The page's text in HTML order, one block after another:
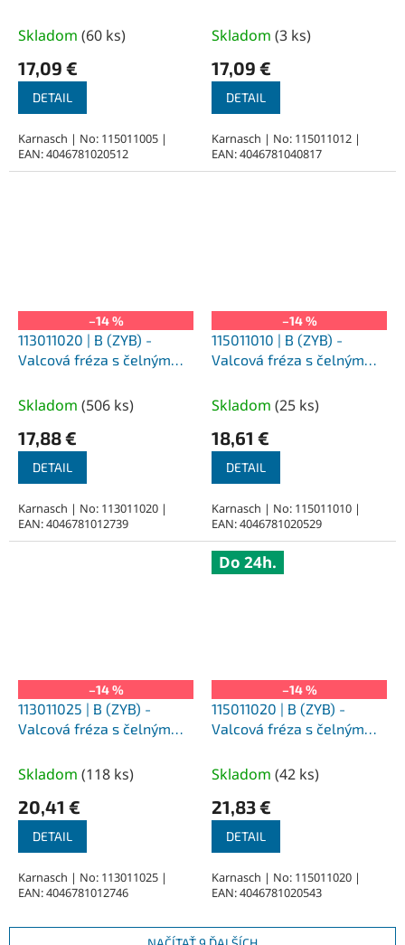
mm, povlakované
Skladom (60 ks)
17,09 €
DETAIL
Karnasch | No: 115011005 |
EAN: 4046781020512
38 mm, povlakované
Skladom (3 ks)
17,09 €
DETAIL
Karnasch | No: 115011012 |
EAN: 4046781040817
–14 %
113011020 | B (ZYB) -
Valcová fréza s čelným
50 mm, nepovlakované
Skladom (506 ks)
17,88 €
DETAIL
Karnasch | No: 113011020 |
EAN: 4046781012739
–14 %
115011010 | B (ZYB) -
Valcová fréza s čelným
38 mm, povlakované
Skladom (25 ks)
18,61 €
DETAIL
Karnasch | No: 115011010 |
EAN: 4046781020529
–14 %
113011025 | B (ZYB) -
Valcová fréza s čelným
65 mm, nepovlakované
Skladom (118 ks)
20,41 €
DETAIL
Karnasch | No: 113011025 |
EAN: 4046781012746
Do 24h.
–14 %
115011020 | B (ZYB) -
Valcová fréza s čelným
50 mm, povlakované
Skladom (42 ks)
21,83 €
DETAIL
Karnasch | No: 115011020 |
EAN: 4046781020543